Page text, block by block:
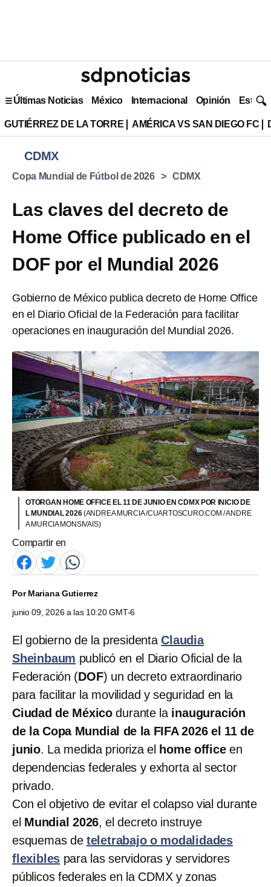
Últimas Noticias México Internacional Opinión Estilo
GUTIÉRREZ DE LA TORRE AMÉRICA VS SAN DIEGO FC
CDMX
Copa Mundial de Fútbol de 2026 CDMX
Las claves del decreto de
Home Office publicado en el
DOF por el Mundial 2026
Gobierno de México publica decreto de Home Office
en el Diario Oficial de la Federación para facilitar
operaciones en inauguración del Mundial 2026.
OTORGAN HOME OFFICE EL 11 DE JUNIO EN CDMX POR INICIO DE
L MUNDIAL 2026(ANDREA MURCIA /CUARTOSCURO.COM / ANDRE
A MURCIA MONSIVAIS)
Compartir en
PorMariana Gutierrez
junio 09, 2026 a las 10:20 GMT-6
El gobierno de la presidentaClaudia
Sheinbaum publicó en el Diario Oficial de la
Federación (DOF) un decreto extraordinario
para facilitar la movilidad y seguridad en la
Ciudad de Méxicodurante la inauguración
de la Copa Mundial de la FIFA 2026 el 11 de
junio. La medida prioriza el home officeen
dependencias federales y exhorta al sector
privado.
Con el objetivo de evitar el colapso vial durante
el Mundial 2026, el decreto instruye
esquemas de teletrabajo o modalidades
flexibles para las servidoras y servidores
públicos federales en la CDMX y zonas